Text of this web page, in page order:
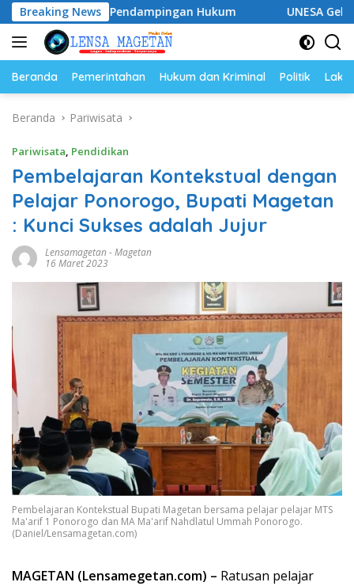
Langsung
ke
konten
Breaking News
Pendampingan Hukum UNESA Gelar
Beranda Pemerintahan Hukum dan Kriminal Politik
Beranda Pariwisata
Pariwisata, Pendidikan
Pembelajaran Kontekstual dengan
Pelajar Ponorogo, Bupati Magetan
: Kunci Sukses adalah Jujur
Lensamagetan-Magetan
16 Maret 2023
Pembelajaran Kontekstual Bupati Magetan bersama pelajar pelajar MTS
Ma'arif 1 Ponorogo dan MA Ma'arif Nahdlatul Ummah Ponorogo.
(Daniel/Lensamagetan.com)
MAGETAN (Lensamegetan.com) – Ratusan pelajar